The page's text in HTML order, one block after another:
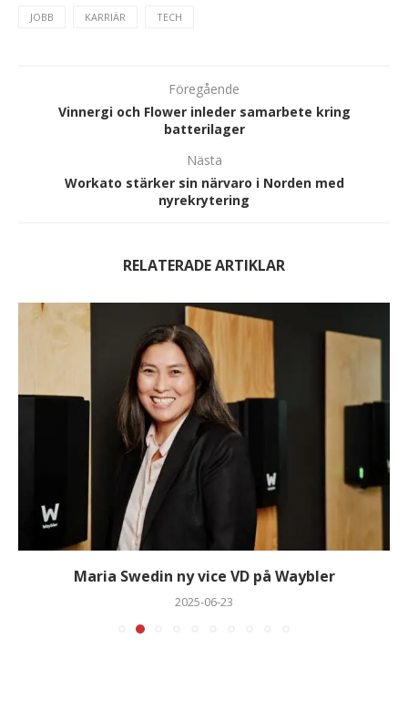
JOBB KARRIÄR TECH
Föregående
Vinnergi och Flower inleder samarbete kring
batterilager
Nästa
Workato stärker sin närvaro i Norden med
nyrekrytering
RELATERADE ARTIKLAR
Maria Swedin ny vice VD på Waybler
2025-06-23